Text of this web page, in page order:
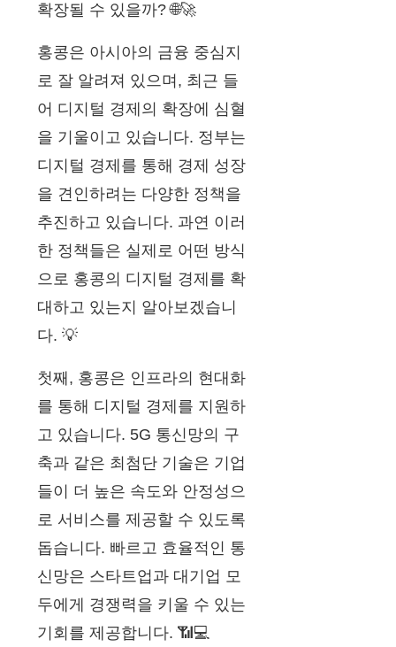
확장될 수 있을까? 🌐🚀
홍콩은 아시아의 금융 중심지
로 잘 알려져 있으며, 최근 들
어 디지털 경제의 확장에 심혈
을 기울이고 있습니다. 정부는
디지털 경제를 통해 경제 성장
을 견인하려는 다양한 정책을
추진하고 있습니다. 과연 이러
한 정책들은 실제로 어떤 방식
으로 홍콩의 디지털 경제를 확
대하고 있는지 알아보겠습니
다. 💡
첫째, 홍콩은 인프라의 현대화
를 통해 디지털 경제를 지원하
고 있습니다. 5G 통신망의 구
축과 같은 최첨단 기술은 기업
들이 더 높은 속도와 안정성으
로 서비스를 제공할 수 있도록
돕습니다. 빠르고 효율적인 통
신망은 스타트업과 대기업 모
두에게 경쟁력을 키울 수 있는
기회를 제공합니다. 📶💻